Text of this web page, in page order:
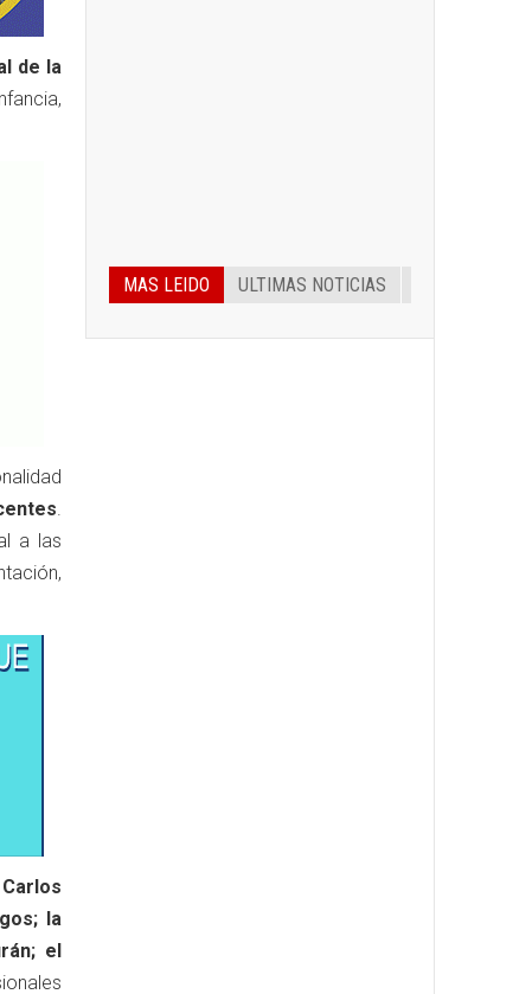
de la
.
a las
la
el
MAS LEIDO ULTIMAS NOTICIAS